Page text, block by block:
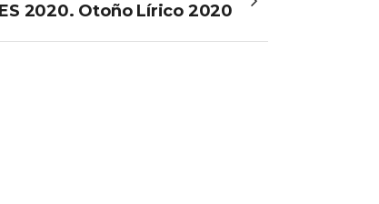
2020. Otoño Lírico 2020